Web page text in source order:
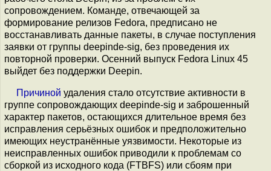
сопровождением. Команде, отвечающей за
формирование релизов Fedora, предписано не
восстанавливать данные пакеты, в случае поступления
заявки от группы deepinde-sig, без проведения их
повторной проверки. Осенний выпуск Fedora Linux 45
выйдет без поддержки Deepin.
Причиной удаления стало отсутствие активности в
группе сопровождающих deepinde-sig и заброшенный
характер пакетов, остающихся длительное время без
исправления серьёзных ошибок и предположительно
имеющих неустранённые уязвимости. Некоторые из
неисправленных ошибок приводили к проблемам со
сборкой из исходного кода (FTBFS) или сбоям при